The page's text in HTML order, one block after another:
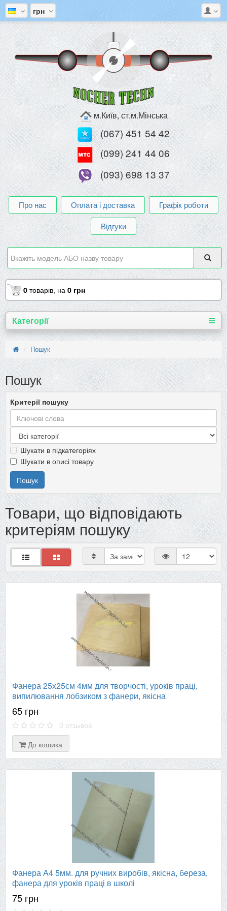
грн
м.Київ, ст.м.Мінська
(067) 451 54 42
(099) 241 44 06
(093) 698 13 37
Про нас Оплата і доставка
Графік роботи
Відгуки
0 товарів, на 0 грн
Категорії
Пошук
Пошук
Критерії пошуку
Шукати в підкатегоріях
Шукати в описі товару
Товари, що відповідають
критеріям пошуку
Фанера 25х25см 4мм для творчості, уроків праці,
випилювання лобзиком з фанери, якісна
65 грн
0 отзывов
До кошика
Фанера А4 5мм. для ручних виробів, якісна, береза,
фанера для уроків праці в школі
75 грн